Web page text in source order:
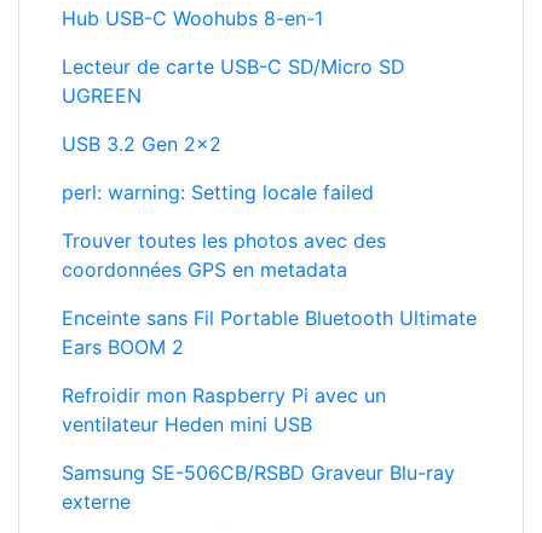
UGREEN
USB 3.2 Gen 2x2
perl: warning: Setting locale failed
Trouver toutes les photos avec des
coordonnées GPS en metadata
Enceinte sans Fil Portable Bluetooth Ultimate
Ears BOOM 2
Refroidir mon Raspberry Pi avec un
ventilateur Heden mini USB
Samsung SE-506CB/RSBD Graveur Blu-ray
externe
Convertisseur vidéo Amanka Péritel vers
HDMI 1080p